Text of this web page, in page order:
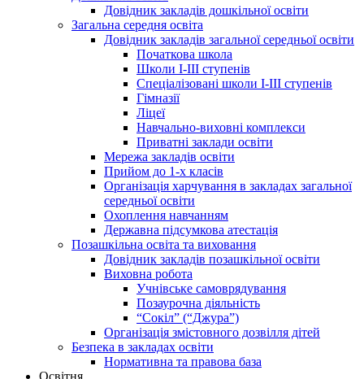
Довідник закладів дошкільної освіти
Загальна середня освіта
Довідник закладів загальної середньої освіти
Початкова школа
Школи І-ІІІ ступенів
Спеціалізовані школи І-ІІІ ступенів
Гімназії
Ліцеї
Навчально-виховні комплекси
Приватні заклади освіти
Мережа закладів освіти
Прийом до 1-х класів
Організація харчування в закладах загальної
середньої освіти
Охоплення навчанням
Державна підсумкова атестація
Позашкільна освіта та виховання
Довідник закладів позашкільної освіти
Виховна робота
Учнівське самоврядування
Позаурочна діяльність
“Сокіл” (“Джура”)
Організація змістовного дозвілля дітей
Безпека в закладах освіти
Нормативна та правова база
Освітня